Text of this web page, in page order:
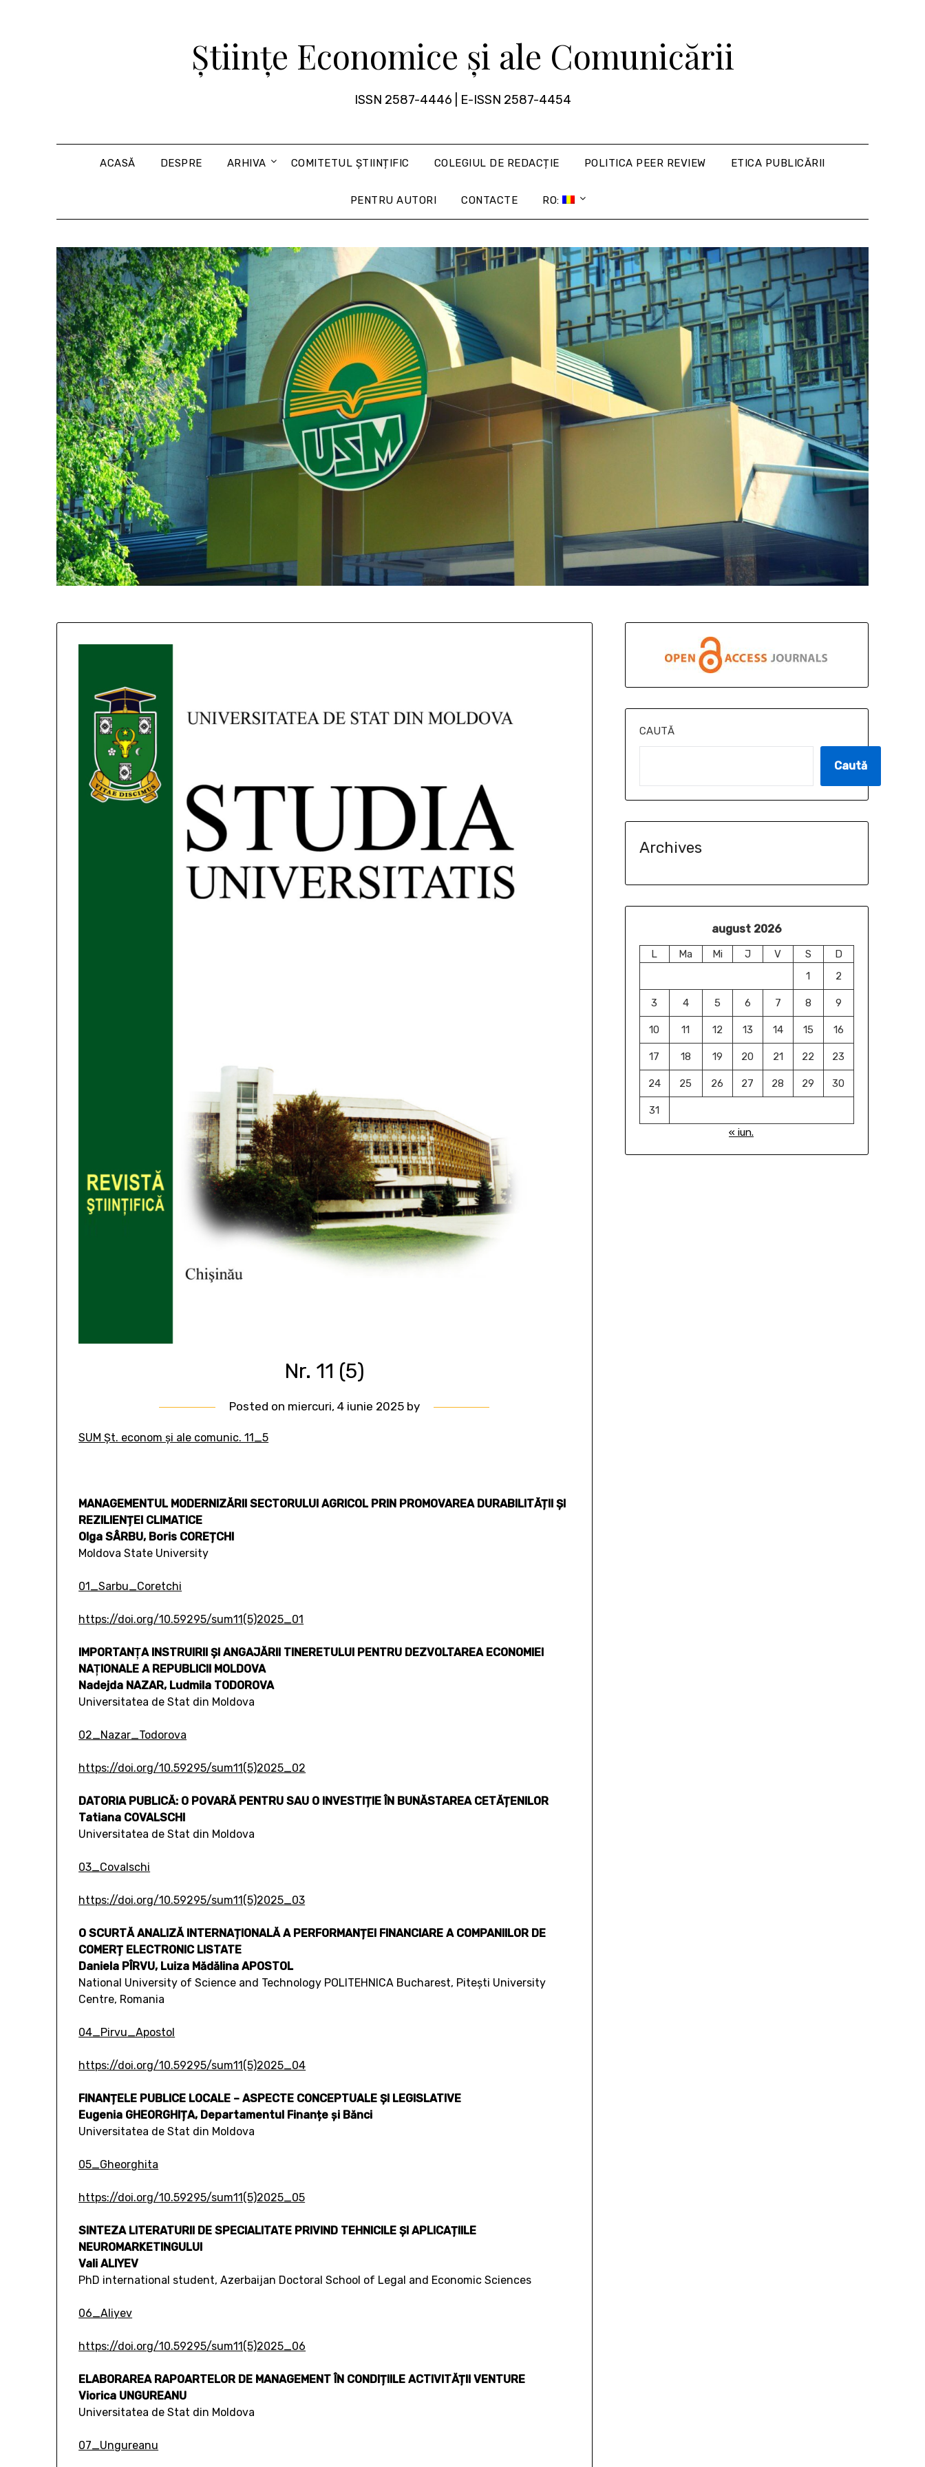
Științe Economice și ale Comunicării
ISSN 2587-4446 | E-ISSN 2587-4454
ACASĂ DESPRE ARHIVA COMITETUL ȘTIINȚIFIC COLEGIUL DE REDACȚIE POLITICA PEER REVIEW ETICA PUBLICĂRII
PENTRU AUTORI CONTACTE RO:
Nr. 11 (5)
Posted on miercuri, 4 iunie 2025by
SUM Șt. econom și ale comunic. 11_5
MANAGEMENTUL MODERNIZĂRII SECTORULUI AGRICOL PRIN PROMOVAREA DURABILITĂȚII ȘI
REZILIENȚEI CLIMATICE
Olga SÂRBU, Boris COREȚCHI
Moldova State University
01_Sarbu_Coretchi
https://doi.org/10.59295/sum11(5)2025_01
IMPORTANŢA INSTRUIRII ȘI ANGAJĂRII TINERETULUI PENTRU DEZVOLTAREA ECONOMIEI
NAŢIONALE A REPUBLICII MOLDOVA
Nadejda NAZAR, Ludmila TODOROVA
Universitatea de Stat din Moldova
02_Nazar_Todorova
https://doi.org/10.59295/sum11(5)2025_02
DATORIA PUBLICĂ: O POVARĂ PENTRU SAU O INVESTIȚIE ÎN BUNĂSTAREA CETĂȚENILOR
Tatiana COVALSCHI
Universitatea de Stat din Moldova
03_Covalschi
https://doi.org/10.59295/sum11(5)2025_03
O SCURTĂ ANALIZĂ INTERNAȚIONALĂ A PERFORMANȚEI FINANCIARE A COMPANIILOR DE
COMERȚ ELECTRONIC LISTATE
Daniela PÎRVU, Luiza Mădălina APOSTOL
National University of Science and Technology POLITEHNICA Bucharest, Pitești University
Centre, Romania
04_Pirvu_Apostol
https://doi.org/10.59295/sum11(5)2025_04
FINANȚELE PUBLICE LOCALE – ASPECTE CONCEPTUALE ȘI LEGISLATIVE
Eugenia GHEORGHIȚA, Departamentul Finanțe și Bănci
Universitatea de Stat din Moldova
05_Gheorghita
https://doi.org/10.59295/sum11(5)2025_05
SINTEZA LITERATURII DE SPECIALITATE PRIVIND TEHNICILE ȘI APLICAȚIILE
NEUROMARKETINGULUI
Vali ALIYEV
PhD international student, Azerbaijan Doctoral School of Legal and Economic Sciences
06_Aliyev
https://doi.org/10.59295/sum11(5)2025_06
ELABORAREA RAPOARTELOR DE MANAGEMENT ÎN CONDIȚIILE ACTIVITĂȚII VENTURE
Viorica UNGUREANU
Universitatea de Stat din Moldova
07_Ungureanu
CAUTĂ
Caută
Archives
august 2026
L Ma Mi J V S
D
1
2
3 4 5 6 7 8 9
10 11 12 13 14 15 16
17 18 19 20 21 22 23
24 25 26 27 28 29 30
31
« iun.